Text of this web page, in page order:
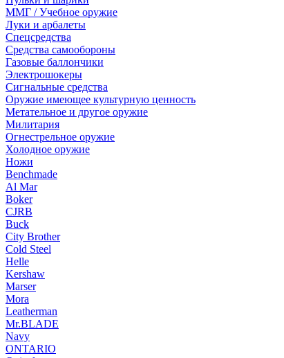
ММГ / Учебное оружие
Луки и арбалеты
Спецсредства
Средства самообороны
Газовые баллончики
Электрошокеры
Сигнальные средства
Оружие имеющее культурную ценность
Метательное и другое оружие
Милитария
Огнестрельное оружие
Холодное оружие
Ножи
Benchmade
Al Mar
Boker
CJRB
Buck
City Brother
Cold Steel
Helle
Kershaw
Marser
Mora
Leatherman
Mr.BLADE
Navy
ONTARIO